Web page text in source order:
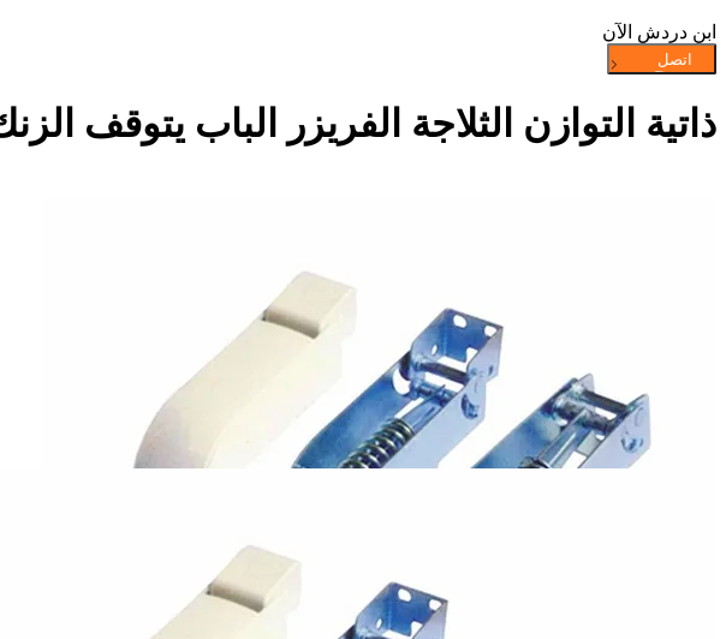
ابن دردش الآن
ذاتية التوازن الثلاجة الفريزر الباب يتوقف